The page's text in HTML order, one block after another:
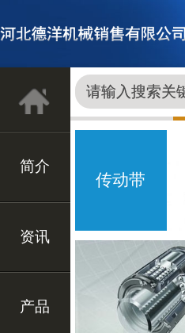
简介
资讯
产品
传动带